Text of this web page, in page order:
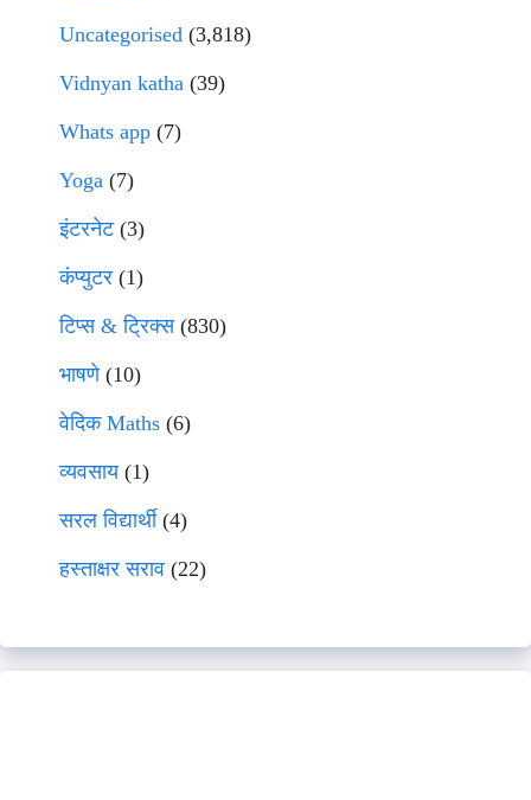
Uncategorised (3,818)
Vidnyan katha (39)
Whats app (7)
Yoga (7)
इंटरनेट(3)
कंप्युटर (1)
टिप्स & ट्रिक्स(830)
भाषणे(10)
वेदिक Maths (6)
व्यवसाय(1)
सरल विद्यार्थी(4)
हस्ताक्षर सराव (22)